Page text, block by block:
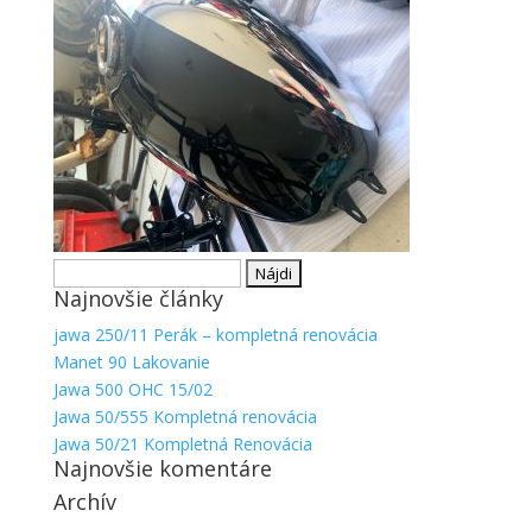
Najnovšie články
jawa 250/11 Perák – kompletná renovácia
Manet 90 Lakovanie
Jawa 500 OHC 15/02
Jawa 50/555 Kompletná renovácia
Jawa 50/21 Kompletná Renovácia
Najnovšie komentáre
Archív
Nevyhnutné
Tieto súbory
cookie nie
sú voliteľné.
Sú potrebné
pre
fungovanie
webovej
Štatistiky
Aby sme
mohli